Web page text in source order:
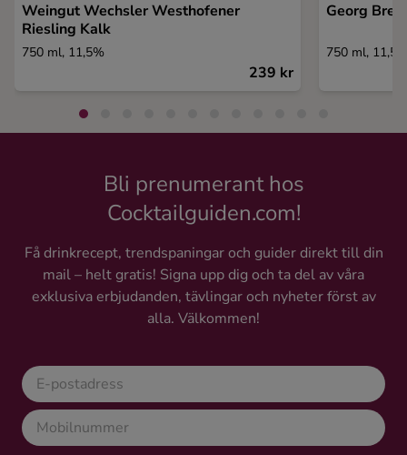
Weingut Wechsler Westhofener
Riesling Kalk
750 ml, 11,5%
239 kr
Georg
750 ml,
Bli prenumerant hos
Cocktailguiden.com!
Få drinkrecept, trendspaningar och guider direkt till din
mail – helt gratis! Signa upp dig och ta del av våra
exklusiva erbjudanden, tävlingar och nyheter först av
alla. Välkommen!